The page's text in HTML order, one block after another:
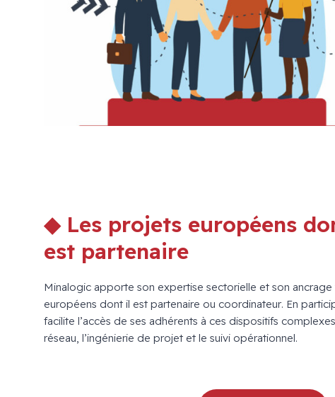
◆ Les projets européens
est partenaire
Minalogic apporte son expertise sectorielle et son
européens dont il est partenaire ou coordinateur. En
facilite l’accès de ses adhérents à ces dispositifs
réseau, l’ingénierie de projet et le suivi opérationnel.